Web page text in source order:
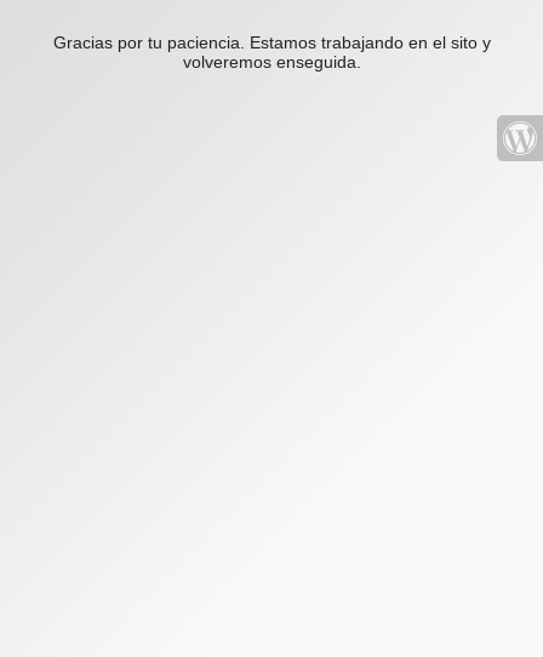
Gracias por tu paciencia. Estamos trabajando en el sito y
volveremos enseguida.